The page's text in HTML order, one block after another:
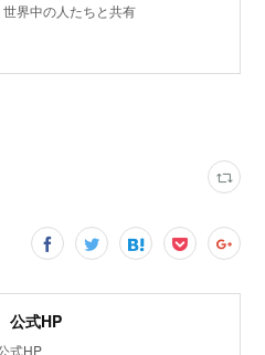
界中の人たちと共有
公式HP
式HP